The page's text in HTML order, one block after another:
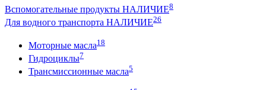
Вспомогательные продукты НАЛИЧИЕ8
Для водного транспорта НАЛИЧИЕ26
Моторные масла18
Гидроциклы7
Трансмиссионные масла5